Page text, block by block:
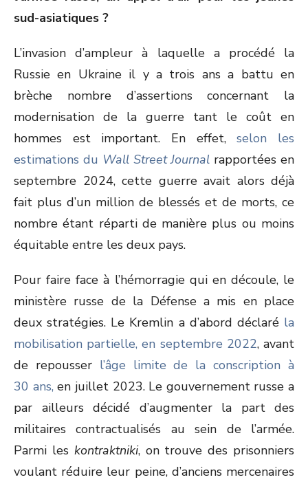
sud-asiatiques ?
L’invasion d’ampleur à laquelle a procédé la
Russie en Ukraine il y a trois ans a battu en
brèche nombre d’assertions concernant la
modernisation de la guerre tant le coût en
hommes est important. En effet,selon les
estimations du Wall Street Journal rapportées en
septembre 2024, cette guerre avait alors déjà
fait plus d’un million de blessés et de morts, ce
nombre étant réparti de manière plus ou moins
équitable entre les deux pays.
Pour faire face à l’hémorragie qui en découle, le
ministère russe de la Défense a mis en place
deux stratégies. Le Kremlin a d’abord déclaré la
mobilisation partielle, en septembre 2022,avant
de repousser l’âge limite de la conscription à
30 ans,en juillet 2023. Le gouvernement russe a
par ailleurs décidé d’augmenter la part des
militaires contractualisés au sein de l’armée.
Parmi les kontraktniki, on trouve des prisonniers
voulant réduire leur peine, d’anciens mercenaires